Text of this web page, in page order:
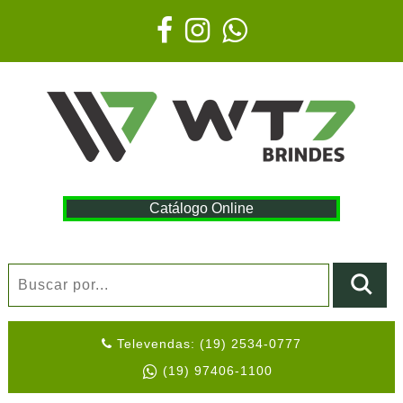
Catálogo Online
Televendas: (19) 2534-0777
(19) 97406-1100